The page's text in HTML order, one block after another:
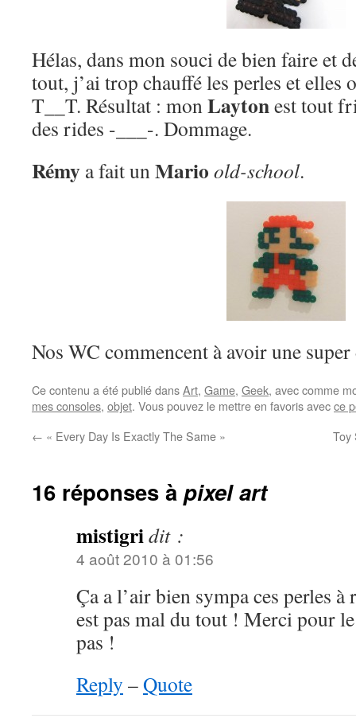
Hélas, dans mon souci de bien faire et
tout, j’ai trop chauffé les perles et elles
T__T. Résultat : monLaytonest tout
des rides -___-. Dommage.
Rémy a fait unMario old-school.
Nos WC commencent à avoir une
Ce contenu a été publié dansArt, Game, Geek, avec comme
mes consoles, objet. Vous pouvez le mettre en favoris avecce
← « Every Day Is Exactly The Same » Toy
16 réponses à pixel art
mistigridit :
4 août 2010 à 01:56
Ça a l’air bien sympa ces perles
est pas mal du tout ! Merci pour
pas !
Reply –Quote